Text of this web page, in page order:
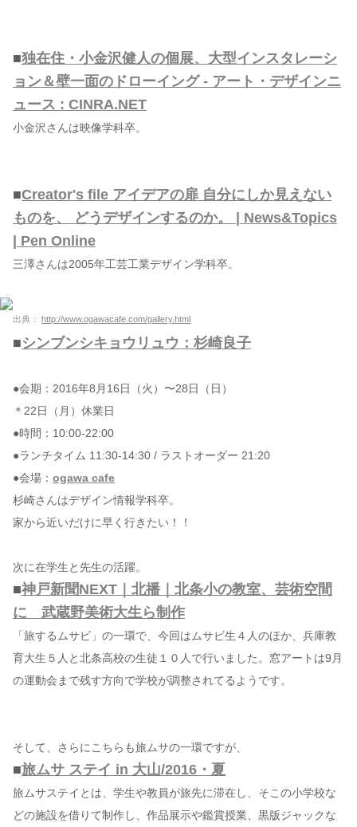
■独在住・小金沢健人の個展、大型インスタレーシ
ョン＆壁一面のドローイング - アート・デザインニ
ュース : CINRA.NET
小金沢さんは映像学科卒。
■Creator's file アイデアの扉 自分にしか見えない
ものを、 どうデザインするのか。 | News&Topics
| Pen Online
三澤さんは2005年工芸工業デザイン学科卒。
出典： http://www.ogawacafe.com/gallery.html
■シンブンシキョウリュウ：杉崎良子
●会期：2016年8月16日（火）〜28日（日）
＊22日（月）休業日
●時間：10:00-22:00
●ランチタイム 11:30-14:30 / ラストオーダー 21:20
●会場： ogawa cafe
杉崎さんはデザイン情報学科卒。
家から近いだけに早く行きたい！！
次に在学生と先生の活躍。
■神戸新聞NEXT｜北播｜北条小の教室、芸術空間
に 武蔵野美術大生ら制作
「旅するムサビ」の一環で、今回はムサビ生４人のほか、兵庫教
育大生５人と北条高校の生徒１０人で行いました。窓アートは9月
の運動会まで残す方向で学校が調整されてるようです。
そして、さらにこちらも旅ムサの一環ですが、
■旅ムサ ステイ in 大山/2016・夏
旅ムサステイとは、学生や教員が旅先に滞在し、そこの小学校な
どの施設を借りて制作し、作品展示や鑑賞授業、黒版ジャックな